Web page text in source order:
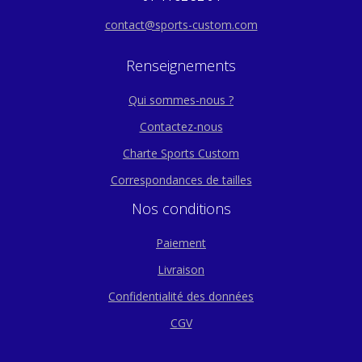
contact@sports-custom.com
Renseignements
Qui sommes-nous ?
Contactez-nous
Charte Sports Custom
Correspondances de tailles
Nos conditions
Paiement
Livraison
Confidentialité des données
CGV